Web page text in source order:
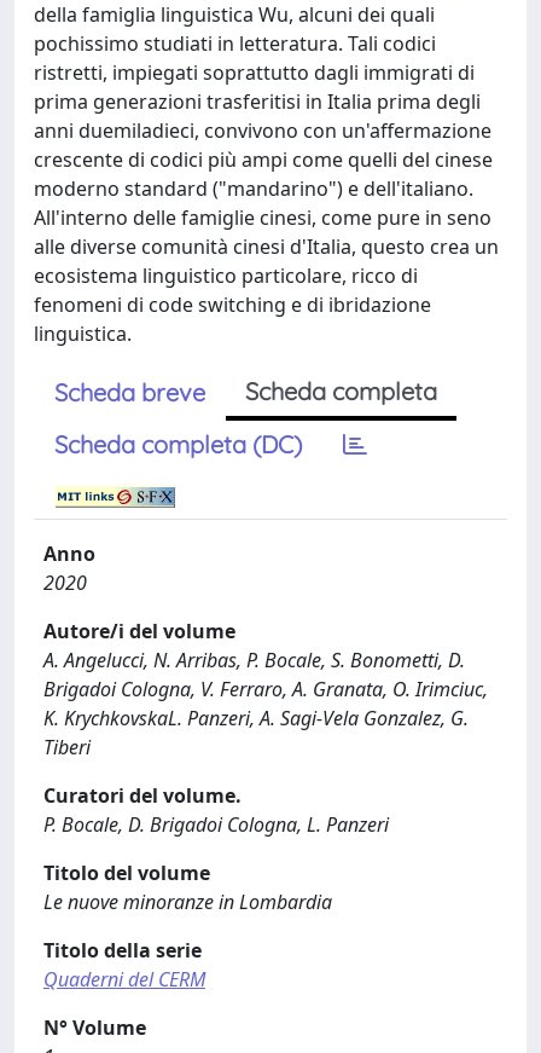
della famiglia linguistica Wu, alcuni dei quali
pochissimo studiati in letteratura. Tali codici
ristretti, impiegati soprattutto dagli immigrati di
prima generazioni trasferitisi in Italia prima degli
anni duemiladieci, convivono con un'affermazione
crescente di codici più ampi come quelli del cinese
moderno standard ("mandarino") e dell'italiano.
All'interno delle famiglie cinesi, come pure in seno
alle diverse comunità cinesi d'Italia, questo crea un
ecosistema linguistico particolare, ricco di
fenomeni di code switching e di ibridazione
linguistica.
Scheda breve
Scheda completa
Scheda completa (DC)
Anno
2020
Autore/i del volume
A. Angelucci, N. Arribas, P. Bocale, S. Bonometti, D.
Brigadoi Cologna, V. Ferraro, A. Granata, O. Irimciuc,
K. KrychkovskaL. Panzeri, A. Sagi-Vela Gonzalez, G.
Tiberi
Curatori del volume.
P. Bocale, D. Brigadoi Cologna, L. Panzeri
Titolo del volume
Le nuove minoranze in Lombardia
Titolo della serie
Quaderni del CERM
N° Volume